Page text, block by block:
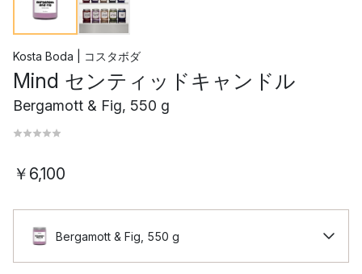
Kosta Boda | コスタボダ
Mind センティッドキャンドル
Bergamott & Fig, 550 g
￥6,100
Bergamott & Fig, 550 g